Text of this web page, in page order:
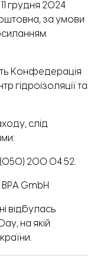
грудня 2024
за умови
.
Конфедерація
гідроізоляції та
слід
(050) 200 04 52.
GmbH
відбулась
на якій